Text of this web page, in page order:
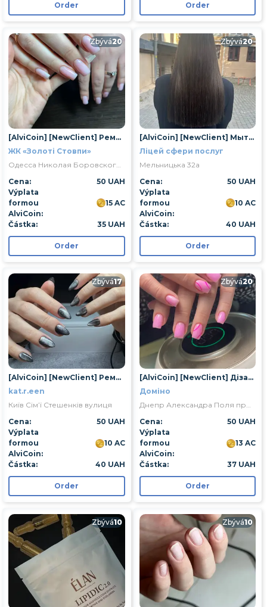
Order Order
Zbývá20
[AlviCoin] [NewClient] Ремонт 1 нігтя
ЖК «Золоті Стовпи»
Cena:
50 UAH
Výplata
formou
AlviCoin:
15 AC
Částka: 35 UAH
Order
Zbývá20
[AlviCoin] [NewClient] Мытье головы
Ліцей сфери послуг
Мельницька 32а
Cena:
50 UAH
Výplata
formou
AlviCoin:
10 AC
Částka: 40 UAH
Order
Zbývá17
[AlviCoin] [NewClient] Ремонт 1 нігтя
kat.r.een
Київ Сім’ї Стешенків вулиця
Cena:
50 UAH
Výplata
formou
AlviCoin:
10 AC
Částka: 40 UAH
Order
Zbývá20
[AlviCoin] [NewClient] Дізайн
Доміно
Днепр Александра Поля проспект
Cena:
50 UAH
Výplata
formou
AlviCoin:
13 AC
Částka: 37 UAH
Order
Zbývá10 Zbývá10